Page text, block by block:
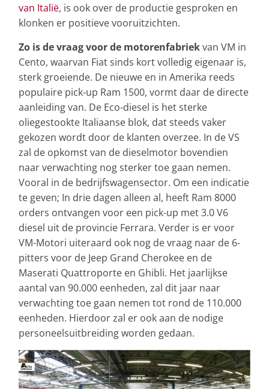
van Italië, is ook over de productie gesproken en
klonken er positieve vooruitzichten.
Zo is de vraag voor de motorenfabriekvan VM in
Cento, waarvan Fiat sinds kort volledig eigenaar is,
sterk groeiende. De nieuwe en in Amerika reeds
populaire pick-up Ram 1500, vormt daar de directe
aanleiding van. De Eco-diesel is het sterke
oliegestookte Italiaanse blok, dat steeds vaker
gekozen wordt door de klanten overzee. In de VS
zal de opkomst van de dieselmotor bovendien
naar verwachting nog sterker toe gaan nemen.
Vooral in de bedrijfswagensector. Om een indicatie
te geven; In drie dagen alleen al, heeft Ram 8000
orders ontvangen voor een pick-up met 3.0 V6
diesel uit de provincie Ferrara. Verder is er voor
VM-Motori uiteraard ook nog de vraag naar de 6-
pitters voor de Jeep Grand Cherokee en de
Maserati Quattroporte en Ghibli. Het jaarlijkse
aantal van 90.000 eenheden, zal dit jaar naar
verwachting toe gaan nemen tot rond de 110.000
eenheden. Hierdoor zal er ook aan de nodige
personeelsuitbreiding worden gedaan.